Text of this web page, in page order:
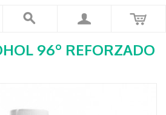
96º REFORZADO